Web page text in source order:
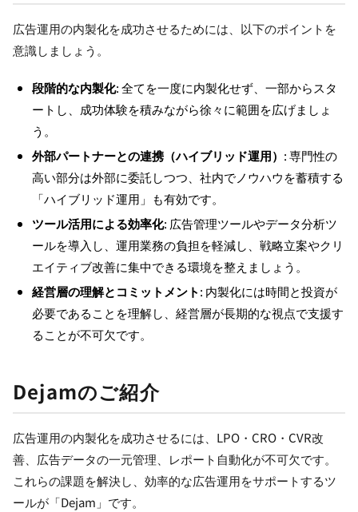
広告運用の内製化を成功させるためには、以下のポイントを
意識しましょう。
段階的な内製化: 全てを一度に内製化せず、一部からスタ
ートし、成功体験を積みながら徐々に範囲を広げましょ
う。
外部パートナーとの連携（ハイブリッド運用） : 専門性の
高い部分は外部に委託しつつ、社内でノウハウを蓄積する
「ハイブリッド運用」も有効です。
ツール活用による効率化: 広告管理ツールやデータ分析ツ
ールを導入し、運用業務の負担を軽減し、戦略立案やクリ
エイティブ改善に集中できる環境を整えましょう。
経営層の理解とコミットメント: 内製化には時間と投資が
必要であることを理解し、経営層が長期的な視点で支援す
ることが不可欠です。
Dejamのご紹介
広告運用の内製化を成功させるには、LPO・CRO・CVR改
善、広告データの一元管理、レポート自動化が不可欠です。
これらの課題を解決し、効率的な広告運用をサポートするツ
ールが「Dejam」です。